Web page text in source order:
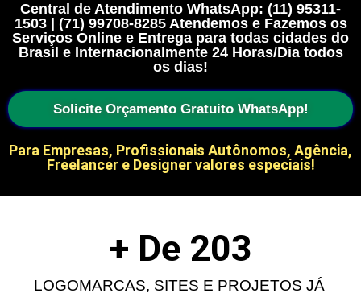
Central de Atendimento WhatsApp: (11) 95311-
1503 | (71) 99708-8285 Atendemos e Fazemos os
Serviços Online e Entrega para todas cidades do
Brasil e Internacionalmente 24 Horas/Dia todos
os dias!
Solicite Orçamento Gratuito WhatsApp!
Para Empresas, Profissionais Autônomos, Agência,
Freelancer e Designer valores especiais!
LOGOMARCAS, SITES E PROJETOS JÁ
+ De 203